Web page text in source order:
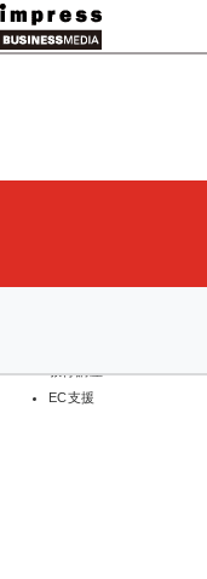
メ
イ
ン
ツ
移
教育講座
EC支援